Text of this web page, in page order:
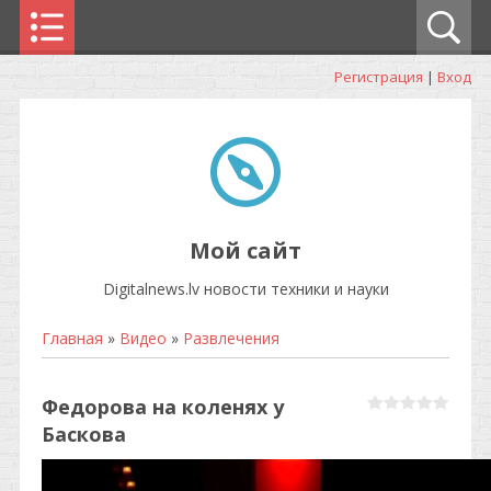
Регистрация | Вход
Мой сайт
Digitalnews.lv новости техники и науки
Главная » Видео » Развлечения
Федорова на коленях у
Баскова